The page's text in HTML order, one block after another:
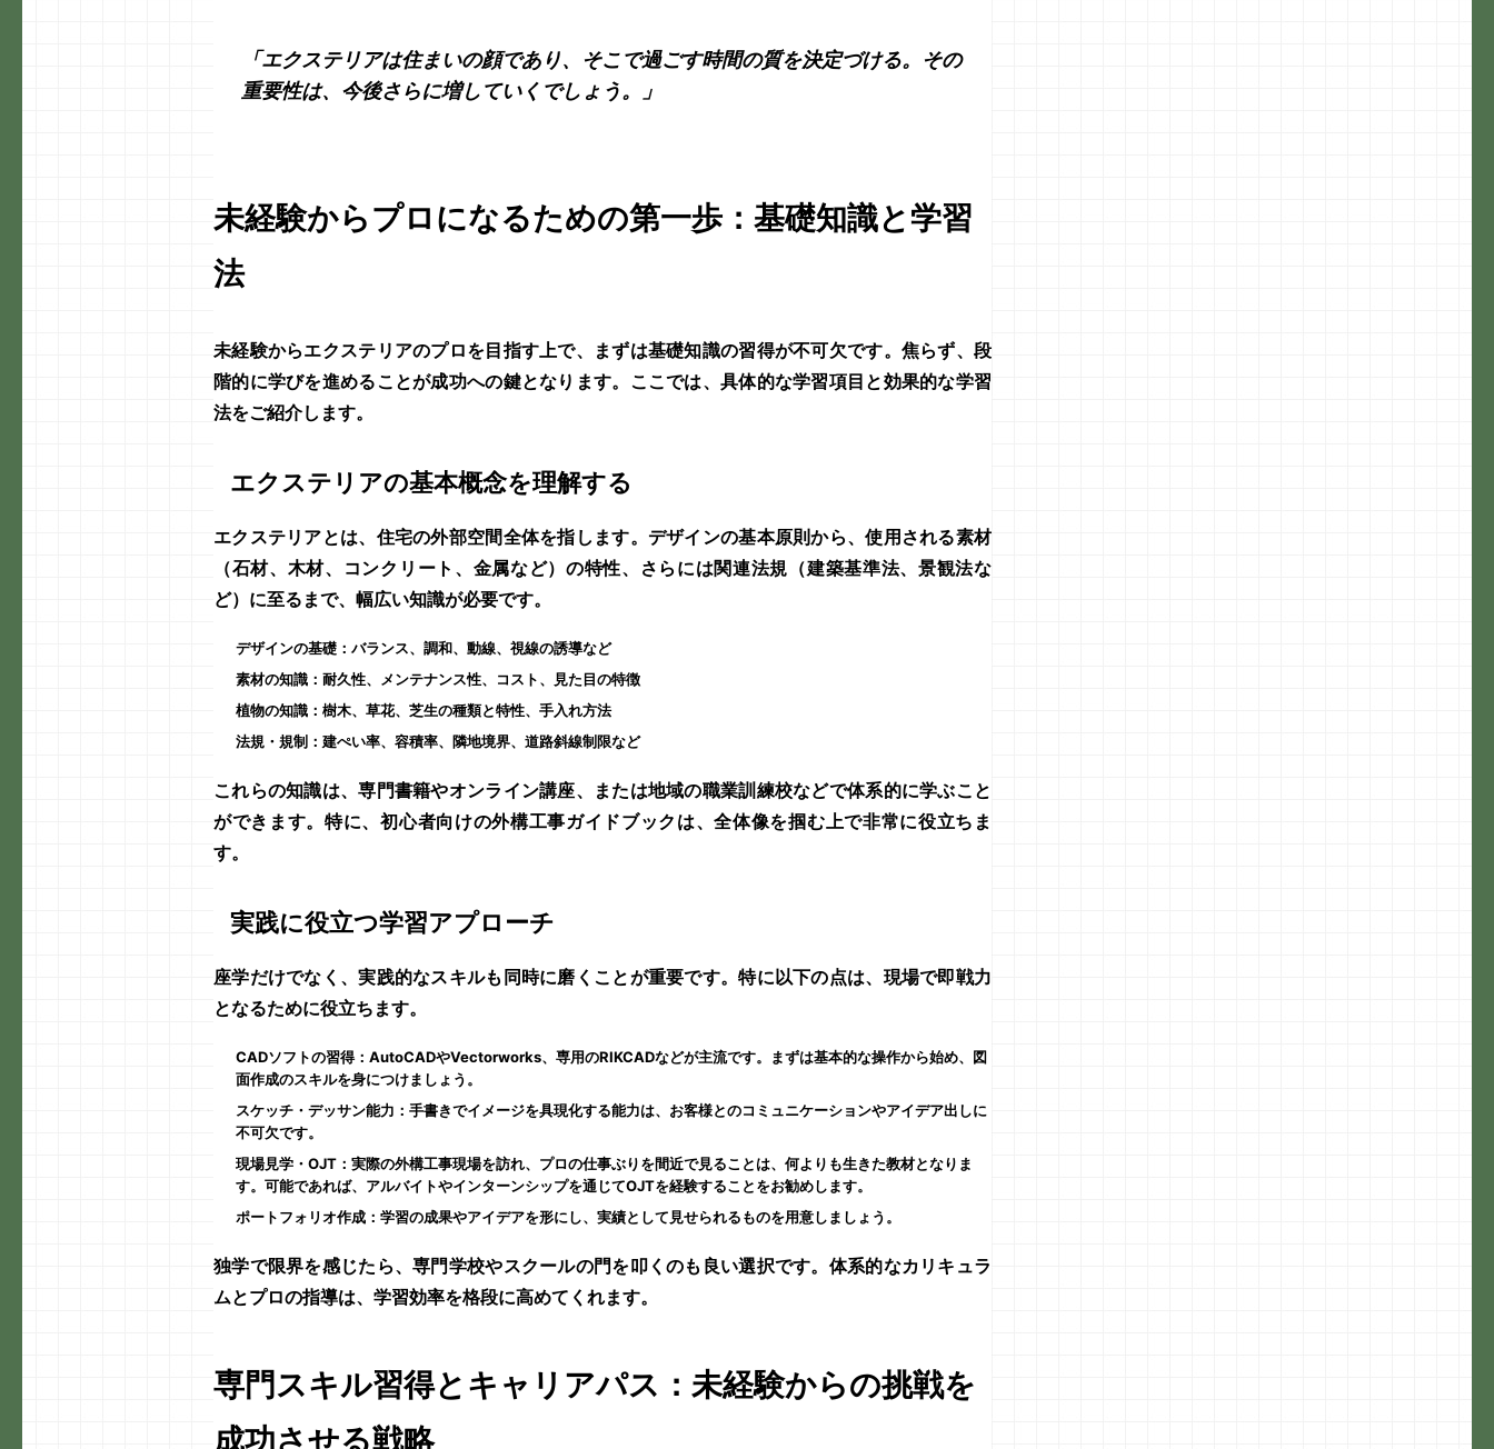
「エクステリアは住まいの顔であり、そこで過ごす時間の質を決定づける。その
重要性は、今後さらに増していくでしょう。」
未経験からプロになるための第一歩：基礎知識と学習
法
未経験からエクステリアのプロを目指す上で、まずは基礎知識の習得が不可欠です。焦らず、段
階的に学びを進めることが成功への鍵となります。ここでは、具体的な学習項目と効果的な学習
法をご紹介します。
エクステリアの基本概念を理解する
エクステリアとは、住宅の外部空間全体を指します。デザインの基本原則から、使用される素材
（石材、木材、コンクリート、金属など）の特性、さらには関連法規（建築基準法、景観法な
ど）に至るまで、幅広い知識が必要です。
デザインの基礎 ：バランス、調和、動線、視線の誘導など
素材の知識 ：耐久性、メンテナンス性、コスト、見た目の特徴
植物の知識 ：樹木、草花、芝生の種類と特性、手入れ方法
法規・規制 ：建ぺい率、容積率、隣地境界、道路斜線制限など
これらの知識は、専門書籍やオンライン講座、または地域の職業訓練校などで体系的に学ぶこと
ができます。特に、初心者向けの外構工事ガイドブックは、全体像を掴む上で非常に役立ちま
す。
実践に役立つ学習アプローチ
座学だけでなく、実践的なスキルも同時に磨くことが重要です。特に以下の点は、現場で即戦力
となるために役立ちます。
CADソフトの習得：AutoCADやVectorworks、専用のRIKCADなどが主流です。まずは基本的な操作から始め、図
面作成のスキルを身につけましょう。
スケッチ・デッサン能力 ：手書きでイメージを具現化する能力は、お客様とのコミュニケーションやアイデア出しに
不可欠です。
現場見学・OJT ：実際の外構工事現場を訪れ、プロの仕事ぶりを間近で見ることは、何よりも生きた教材となりま
す。可能であれば、アルバイトやインターンシップを通じてOJTを経験することをお勧めします。
ポートフォリオ作成 ：学習の成果やアイデアを形にし、実績として見せられるものを用意しましょう。
独学で限界を感じたら、専門学校やスクールの門を叩くのも良い選択です。体系的なカリキュラ
ムとプロの指導は、学習効率を格段に高めてくれます。
専門スキル習得とキャリアパス：未経験からの挑戦を
成功させる戦略